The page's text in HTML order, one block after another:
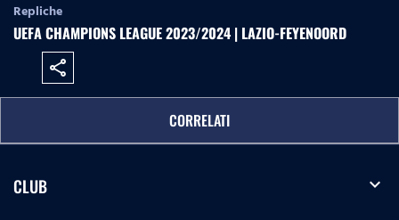
Repliche
UEFA CHAMPIONS LEAGUE 2023/2024 | LAZIO-FEYENOORD
share
CORRELATI
CLUB expand_more